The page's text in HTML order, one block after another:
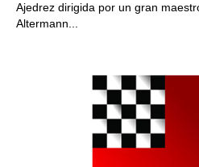
Ajedrez dirigida por un gran
Altermann...